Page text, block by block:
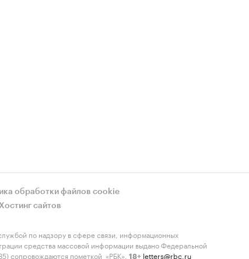
обработки файлов cookie
Хостинг сайтов
по надзору в сфере связи, информационных
средства массовой информации выдано Федеральной
сопровождаются пометкой «РБК».
18+ letters@rbc.ru